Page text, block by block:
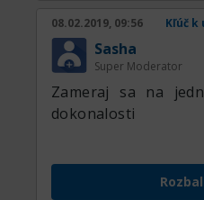
08.02.2019, 09:56 Kľúč k
Sasha
Super Moderator
Zameraj sa na
dokonalosti